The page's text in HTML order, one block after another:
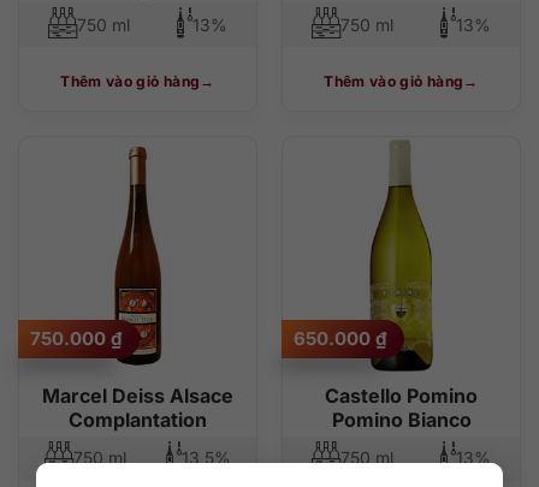
750 ml 13%
Thêm vào giỏ hàng
750 ml 13%
Thêm vào giỏ hàng
Marcel Deiss Alsace
Complantation
750.000 ₫
750 ml 13,5%
Castello Pomino
Pomino Bianco
650.000 ₫
750 ml 13%